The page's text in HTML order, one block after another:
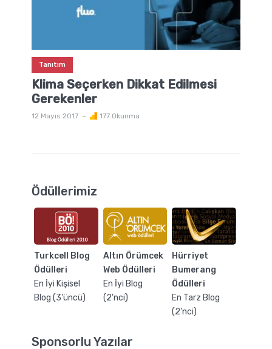
Tanıtım
Klima Seçerken Dikkat Edilmesi
Gerekenler
12 Mayıs 2017 177 Okunma
Ödüllerimiz
Turkcell Blog
Ödülleri
En İyi Kişisel
Blog (3'üncü)
Altın Örümcek
Web Ödülleri
En İyi Blog
(2'nci)
Hürriyet
Bumerang
Ödülleri
En Tarz Blog
(2'nci)
Sponsorlu Yazılar